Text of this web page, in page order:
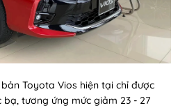
Toyota Vios hiện tại chỉ được
tương ứng mức giảm 23 - 27